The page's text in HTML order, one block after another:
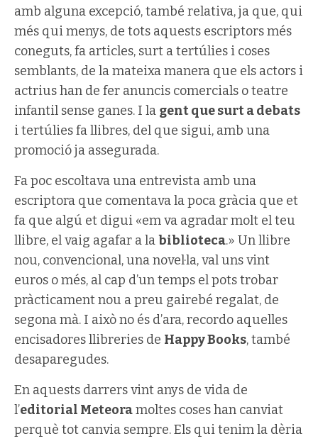
amb alguna excepció, també relativa, ja que, qui
més qui menys, de tots aquests escriptors més
coneguts, fa articles, surt a tertúlies i coses
semblants, de la mateixa manera que els actors i
actrius han de fer anuncis comercials o teatre
infantil sense ganes. I la gent que surt a debats
i tertúlies fa llibres, del que sigui, amb una
promoció ja assegurada.
Fa poc escoltava una entrevista amb una
escriptora que comentava la poca gràcia que et
fa que algú et digui «em va agradar molt el teu
llibre, el vaig agafar a labiblioteca.» Un llibre
nou, convencional, una novel·la, val uns vint
euros o més, al cap d’un temps el pots trobar
pràcticament nou a preu gairebé regalat, de
segona mà. I això no és d’ara, recordo aquelles
encisadores llibreries de Happy Books, també
desaparegudes.
En aquests darrers vint anys de vida de
l’editorial Meteoramoltes coses han canviat
perquè tot canvia sempre. Els qui tenim la dèria